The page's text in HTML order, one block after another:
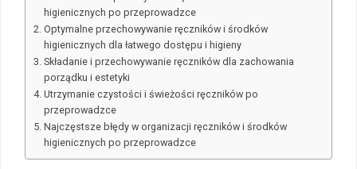
higienicznych po przeprowadzce
Optymalne przechowywanie ręczników i środków
higienicznych dla łatwego dostępu i higieny
Składanie i przechowywanie ręczników dla zachowania
porządku i estetyki
Utrzymanie czystości i świeżości ręczników po
przeprowadzce
Najczęstsze błędy w organizacji ręczników i środków
higienicznych po przeprowadzce